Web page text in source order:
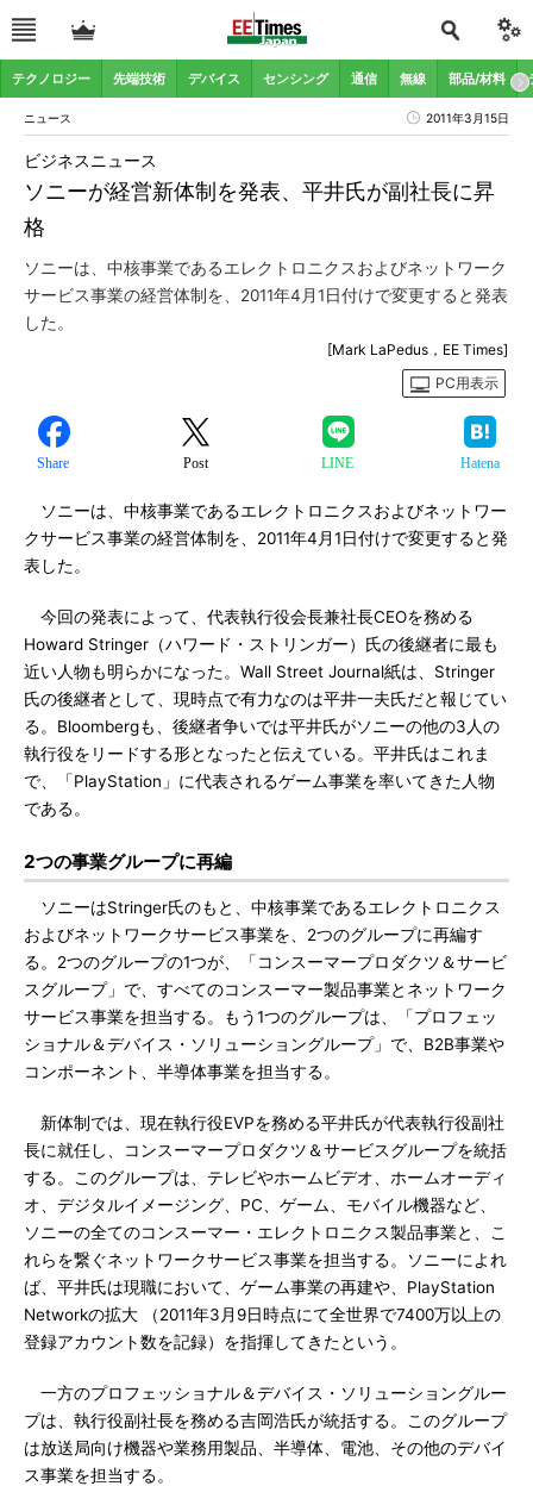
テクノロジー 先端技術 デバイス センシング 通信 無線 部品/材料
ニュース 2011年3月15日
ソニーが経営新体制を発表、平井氏が副社長に昇
格
ビジネスニュース
ソニーは、中核事業であるエレクトロニクスおよびネットワーク
サービス事業の経営体制を、2011年4月1日付けで変更すると発表
した。
[Mark LaPedus，EE Times]
PC用表示
Share Post LINE Hatena
ソニーは、中核事業であるエレクトロニクスおよびネットワー
クサービス事業の経営体制を、2011年4月1日付けで変更すると発
表した。
今回の発表によって、代表執行役会長兼社長CEOを務める
Howard Stringer（ハワード・ストリンガー）氏の後継者に最も
近い人物も明らかになった。Wall Street Journal紙は、Stringer
氏の後継者として、現時点で有力なのは平井一夫氏だと報じてい
る。Bloombergも、後継者争いでは平井氏がソニーの他の3人の
執行役をリードする形となったと伝えている。平井氏はこれま
で、「PlayStation」に代表されるゲーム事業を率いてきた人物
である。
2つの事業グループに再編
ソニーはStringer氏のもと、中核事業であるエレクトロニクス
およびネットワークサービス事業を、2つのグループに再編す
る。2つのグループの1つが、「コンスーマープロダクツ＆サービ
スグループ」で、すべてのコンスーマー製品事業とネットワーク
サービス事業を担当する。もう1つのグループは、「プロフェッ
ショナル＆デバイス・ソリューショングループ」で、B2B事業や
コンポーネント、半導体事業を担当する。
新体制では、現在執行役EVPを務める平井氏が代表執行役副社
長に就任し、コンスーマープロダクツ＆サービスグループを統括
する。このグループは、テレビやホームビデオ、ホームオーディ
オ、デジタルイメージング、PC、ゲーム、モバイル機器など、
ソニーの全てのコンスーマー・エレクトロニクス製品事業と、こ
れらを繋ぐネットワークサービス事業を担当する。ソニーによれ
ば、平井氏は現職において、ゲーム事業の再建や、PlayStation
Networkの拡大 （2011年3月9日時点にて全世界で7400万以上の
登録アカウント数を記録）を指揮してきたという。
一方のプロフェッショナル＆デバイス・ソリューショングルー
プは、執行役副社長を務める吉岡浩氏が統括する。このグループ
は放送局向け機器や業務用製品、半導体、電池、その他のデバイ
ス事業を担当する。